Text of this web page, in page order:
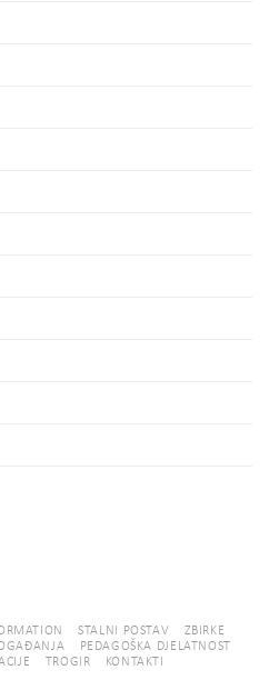
STALNI POSTAV
ZBIRKE
PEDAGOŠKA DJELATNOST
TROGIR KONTAKTI